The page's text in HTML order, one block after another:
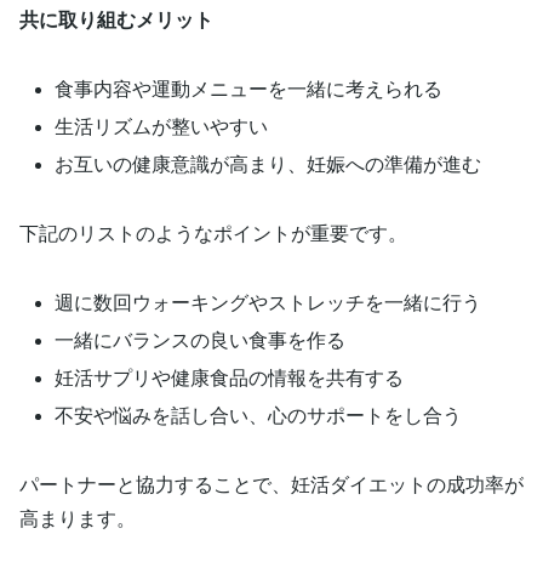
共に取り組むメリット
食事内容や運動メニューを一緒に考えられる
生活リズムが整いやすい
お互いの健康意識が高まり、妊娠への準備が進む
下記のリストのようなポイントが重要です。
週に数回ウォーキングやストレッチを一緒に行う
一緒にバランスの良い食事を作る
妊活サプリや健康食品の情報を共有する
不安や悩みを話し合い、心のサポートをし合う
パートナーと協力することで、妊活ダイエットの成功率が
高まります。